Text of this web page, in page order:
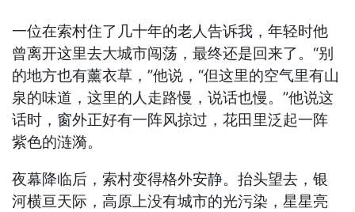
一位在索村住了几十年的老人告诉我，年轻时他
曾离开这里去大城市闯荡，最终还是回来了。“别
的地方也有薰衣草，”他说，“但这里的空气里有山
泉的味道，这里的人走路慢，说话也慢。”他说这
话时，窗外正好有一阵风掠过，花田里泛起一阵
紫色的涟漪。
夜幕降临后，索村变得格外安静。抬头望去，银
河横亘天际，高原上没有城市的光污染，星星亮